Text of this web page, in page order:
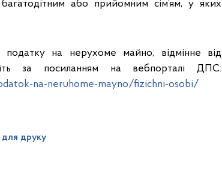
або прийомним сім’ям, у яких
податку на нерухоме майно, відмінне від
за посиланням на вебпорталі ДПС:
na-neruhome-mayno/fizichni-osobi/
для друку